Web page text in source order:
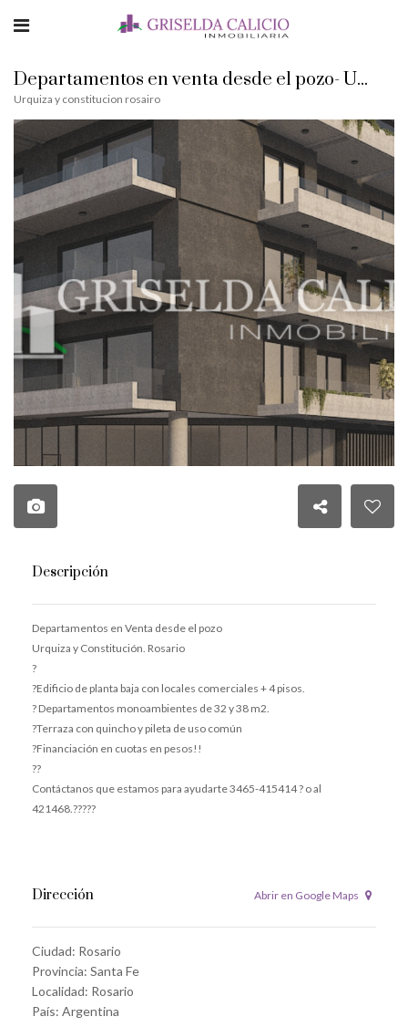
Departamentos en venta desde el pozo- Urquiza y Constitución. Rosario
Urquiza y constitucion rosairo
Descripción
Departamentos en Venta desde el pozo
Urquiza y Constitución. Rosario
?
?Edificio de planta baja con locales comerciales + 4 pisos.
? Departamentos monoambientes de 32 y 38 m2.
?Terraza con quincho y pileta de uso común
?Financiación en cuotas en pesos!!
??
Contáctanos que estamos para ayudarte 3465-415414 ? o al
421468.?????
Dirección Abrir en Google Maps
Ciudad: Rosario
Provincia: Santa Fe
Localidad: Rosario
País: Argentina